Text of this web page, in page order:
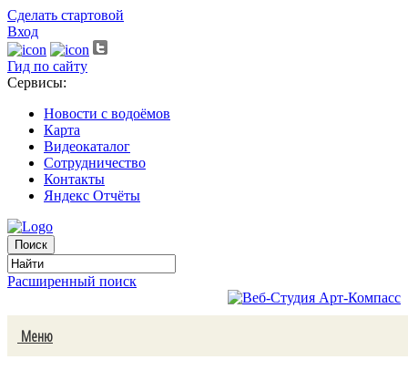
Сделать стартовой
Вход
Гид по сайту
Сервисы:
Новости с водоёмов
Карта
Видеокаталог
Сотрудничество
Контакты
Яндекс Отчёты
Расширенный поиск
Меню